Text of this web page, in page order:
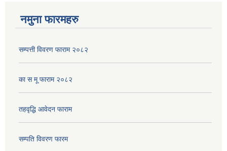
नमुना फारमहरु
सम्पत्ती विवरण फाराम २०८२
का स मू फाराम २०८२
तहवृद्धि आवेदन फाराम
सम्पति विवरण फारम